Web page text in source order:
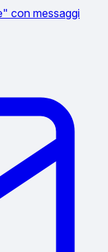
con messaggi